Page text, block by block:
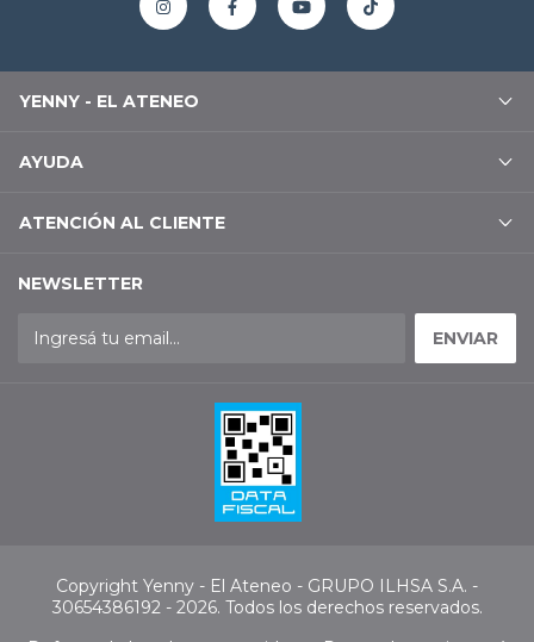
YENNY - EL ATENEO
AYUDA
ATENCIÓN AL CLIENTE
NEWSLETTER
Copyright Yenny - El Ateneo - GRUPO ILHSA S.A. -
30654386192 - 2026. Todos los derechos reservados.